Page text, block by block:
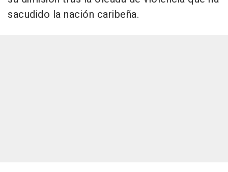
sacudido la nación caribeña.